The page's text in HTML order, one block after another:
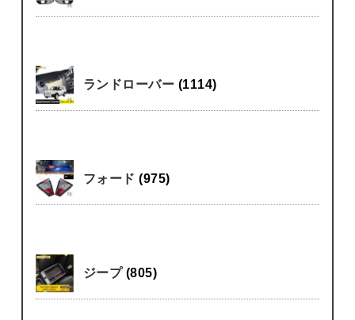
ランドローバー (1114)
フォード(975)
ジープ (805)